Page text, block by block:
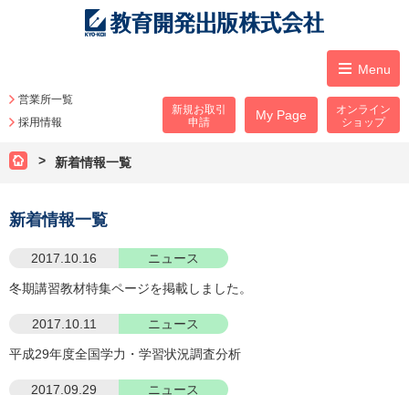
営業所一覧
採用情報
新規お取引
申請
My Page
オンライン
ショップ
Menu
新着情報一覧
新着情報一覧
2017.10.16 ニュース
冬期講習教材特集ページを掲載しました。
2017.10.11 ニュース
平成29年度全国学力・学習状況調査分析
2017.09.29 ニュース